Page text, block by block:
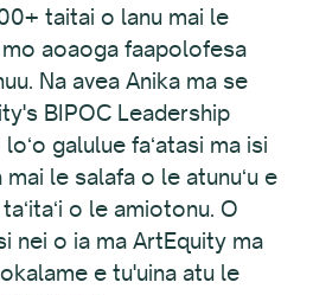
taitai o lanu mai le
aoaoga faapolofesa
Na avea Anika ma se
BIPOC Leadership
galulue faʻatasi ma isi
mai le salafa o le atunuʻu e
taʻitaʻi o le amiotonu. O
nei o ia ma ArtEquity ma
e tu'uina atu le